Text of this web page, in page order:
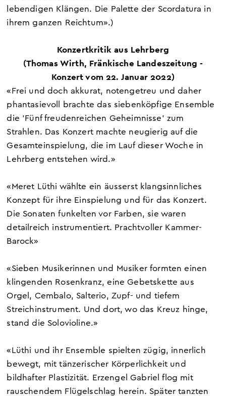
lebendigen Klängen. Die Palette der Scordatura in
ihrem ganzen Reichtum».)
Konzertkritik aus Lehrberg
(Thomas Wirth, Fränkische Landeszeitung -
Konzert vom 22. Januar 2022)
«Frei und doch akkurat, notengetreu und daher
phantasievoll brachte das siebenköpfige Ensemble
die 'Fünf freudenreichen Geheimnisse' zum
Strahlen. Das Konzert machte neugierig auf die
Gesamteinspielung, die im Lauf dieser Woche in
Lehrberg entstehen wird.»
«Meret Lüthi wählte ein äusserst klangsinnliches
Konzept für ihre Einspielung und für das Konzert.
Die Sonaten funkelten vor Farben, sie waren
detailreich instrumentiert. Prachtvoller Kammer-
Barock»
«Sieben Musikerinnen und Musiker formten einen
klingenden Rosenkranz, eine Gebetskette aus
Orgel, Cembalo, Salterio, Zupf- und tiefem
Streichinstrument. Und dort, wo das Kreuz hinge,
stand die Solovioline.»
«Lüthi und ihr Ensemble spielten zügig, innerlich
bewegt, mit tänzerischer Körperlichkeit und
bildhafter Plastizität. Erzengel Gabriel flog mit
rauschendem Flügelschlag herein. Später tanzten